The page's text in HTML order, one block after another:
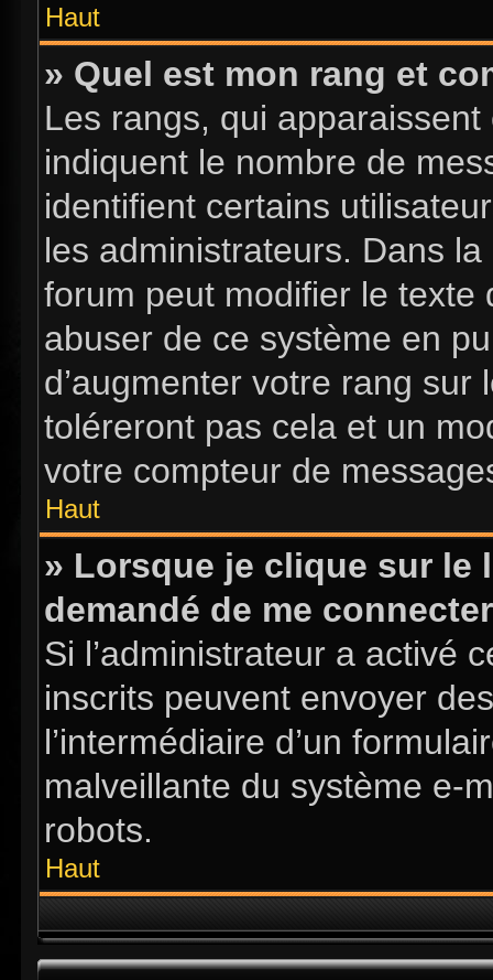
Haut
» Quel est mon rang et
Les rangs, qui
indiquent le nombre de
identifient certains
les administrateurs. Dans
forum peut modifier le
abuser de ce système en
d’augmenter votre rang
toléreront pas cela et un
votre compteur de
Haut
» Lorsque je clique sur le
demandé de me
Si l’administrateur a activé
inscrits peuvent envoyer
l’intermédiaire d’un
malveillante du système e-
robots.
Haut